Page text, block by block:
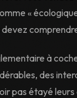
«
à
des
pas étayé